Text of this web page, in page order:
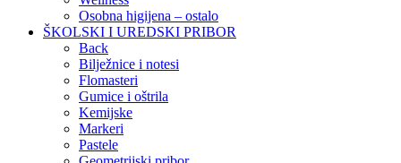
Osobna higijena – ostalo
ŠKOLSKI I UREDSKI PRIBOR
Back
Bilježnice i notesi
Flomasteri
Gumice i oštrila
Kemijske
Markeri
Pastele